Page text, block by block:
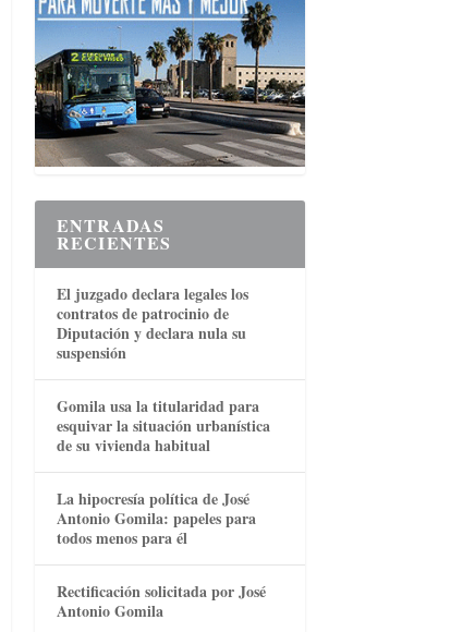
ENTRADAS
RECIENTES
El juzgado declara legales los
contratos de patrocinio de
Diputación y declara nula su
suspensión
Gomila usa la titularidad para
esquivar la situación urbanística
de su vivienda habitual
La hipocresía política de José
Antonio Gomila: papeles para
todos menos para él
Rectificación solicitada por José
Antonio Gomila